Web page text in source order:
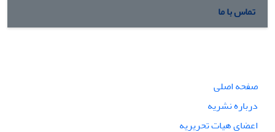
تماس با ما
صفحه اصلی
درباره نشریه
اعضای هیات تحریریه